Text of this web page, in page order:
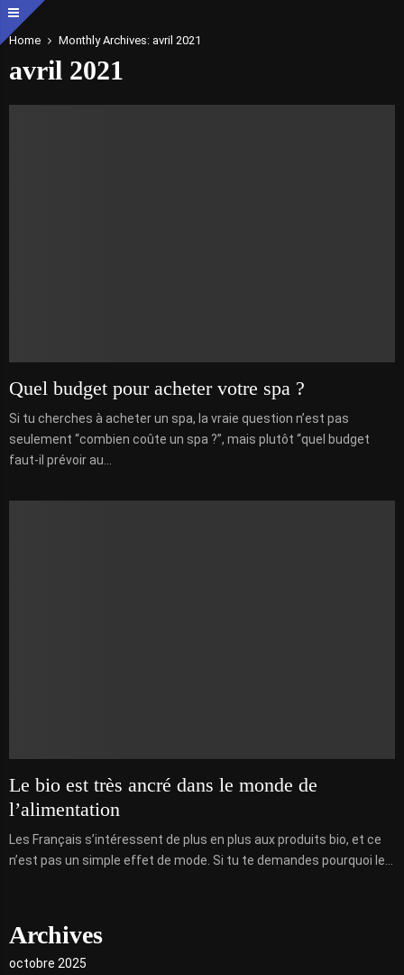
Home Monthly Archives: avril 2021
avril 2021
Quel budget pour acheter votre spa ?
Si tu cherches à acheter un spa, la vraie question n’est pas
seulement “combien coûte un spa ?”, mais plutôt “quel budget
faut-il prévoir au...
Le bio est très ancré dans le monde de
l’alimentation
Les Français s’intéressent de plus en plus aux produits bio, et ce
n’est pas un simple effet de mode. Si tu te demandes pourquoi le...
Archives
octobre 2025